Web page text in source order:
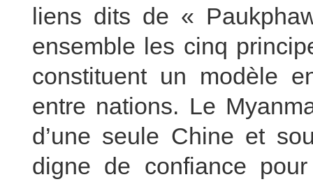
liens dits de «
ensemble les cinq
constituent un modèle
entre nations. Le
d’une seule Chine et
digne de confiance